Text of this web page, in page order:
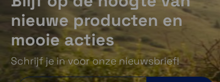
nieuwe producten en
mooie acties
Schrijf je in voor onze nieuwsbrief!